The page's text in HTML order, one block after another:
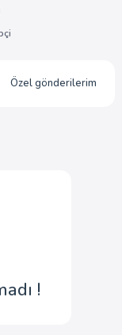
Özel gönderilerim
!